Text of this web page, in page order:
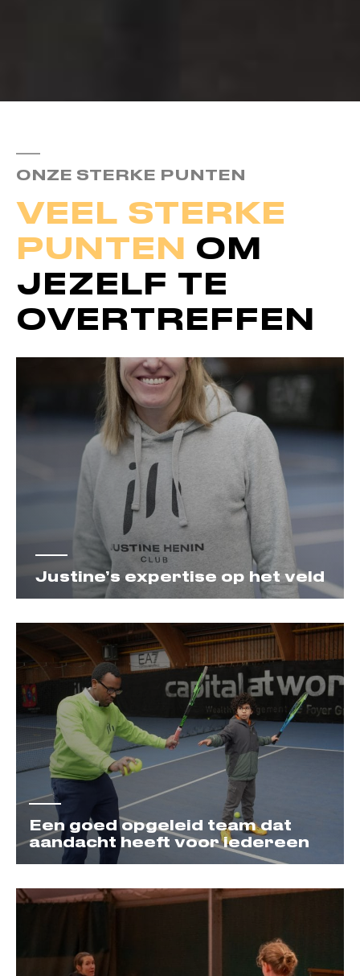
ONZE STERKE PUNTEN
VEEL STERKE
PUNTEN
OM
JEZELF TE
OVERTREFFEN
Justine’s expertise op het veld
Een goed opgeleid team dat
aandacht heeft voor iedereen